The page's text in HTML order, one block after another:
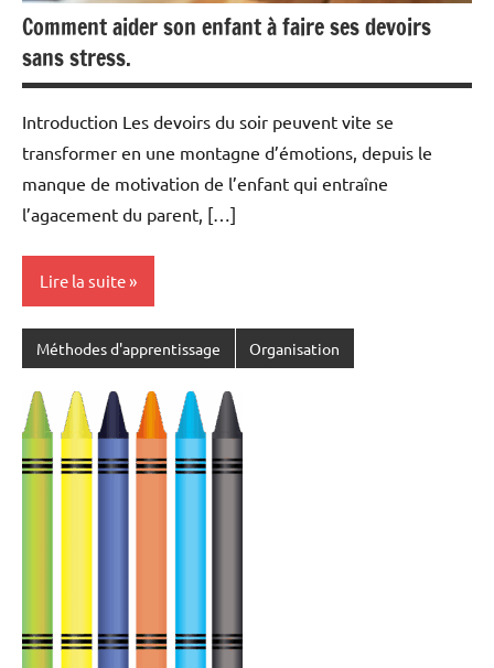
Comment aider son enfant à faire ses devoirs
sans stress.
Introduction Les devoirs du soir peuvent vite se
transformer en une montagne d’émotions, depuis le
manque de motivation de l’enfant qui entraîne
l’agacement du parent, […]
Lire la suite
Méthodes d'apprentissage Organisation